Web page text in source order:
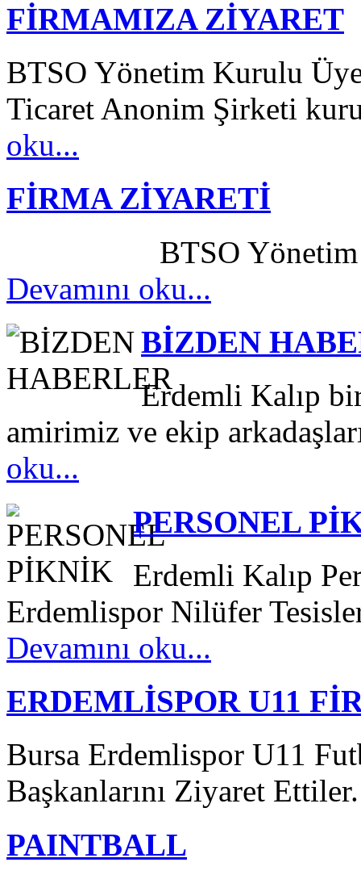
FİRMAMIZA ZİYARET
BTSO Yönetim Kurulu
Ticaret Anonim Şirketi
oku...
FİRMA ZİYARETİ
BTSO Yönetim
Devamını oku...
BİZDEN
Erdemli Kalıp
amirimiz ve ekip
oku...
PERSONEL
Erdemli Kalıp
Erdemlispor Nilüfer
Devamını oku...
ERDEMLİSPOR U11
Bursa Erdemlispor U11
Başkanlarını Ziyaret
PAINTBALL